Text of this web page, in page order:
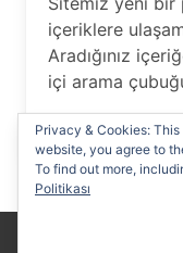
içeriklere
Aradığınız
içi arama
Anlayışınız
Privacy & Cookies:
website, you agree to
To find out more,
Politikası